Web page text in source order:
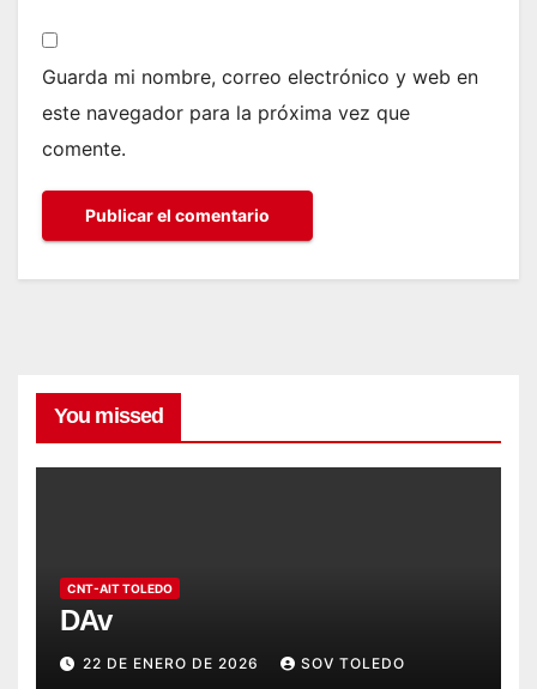
Guarda mi nombre, correo electrónico y web en
este navegador para la próxima vez que
comente.
You missed
CNT-AIT TOLEDO
DAv
22 DE ENERO DE 2026 SOV TOLEDO